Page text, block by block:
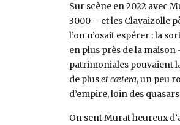
Sur scène en 2022 avec
3000 – et les Clavaizolle
l’on n’osait espérer : la
en plus près de la maison
patrimoniales pouvaient
de pluset cætera, un peu
d’empire, loin des
On sent Murat heureux